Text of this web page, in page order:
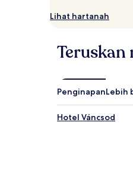
Lihat hartanah
Teruskan
PenginapanLebih
Hotel Váncsod